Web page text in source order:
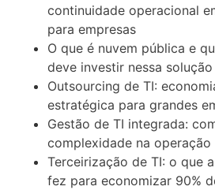
continuidade operacional
para empresas
O que é nuvem pública e
deve investir nessa solução
Outsourcing de TI:
estratégica para grandes
Gestão de TI integrada:
complexidade na operação
Terceirização de TI: o que
fez para economizar 90%